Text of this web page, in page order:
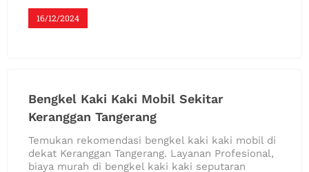
16/12/2024
Bengkel Kaki Kaki Mobil Sekitar
Keranggan Tangerang
Temukan rekomendasi bengkel kaki kaki mobil di
dekat Keranggan Tangerang. Layanan Profesional,
biaya murah di bengkel kaki kaki seputaran